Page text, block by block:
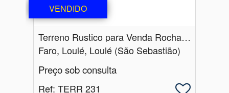
VENDIDO
Terreno Rustico para Venda Rocha de Momprolé | São Sebastião | Loulé
Faro, Loulé, Loulé (São Sebastião)
Preço sob consulta
Ref: TERR 231